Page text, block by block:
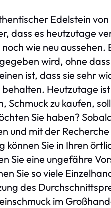
Edelstein
dass es heutzutage
wie neu
wird, ohne
ist, dass sie sehr
Heutzutage
Schmuck zu kaufen,
Sie haben?
und mit der
können Sie in Ihren
Sie eine ungefähre
Sie so viele
des
im